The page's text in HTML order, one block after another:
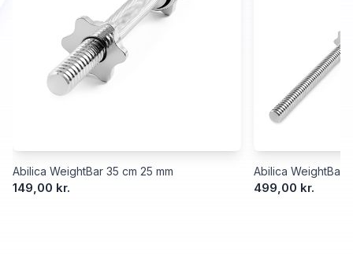
Abilica WeightBar 35 cm 25 mm
149,00 kr.
Abilica WeightBar
499,00 kr.